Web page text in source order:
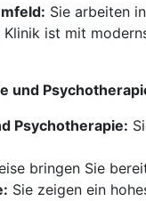
Sie arbeiten
Klinik ist mit
und
Psychotherapie:
bringen Sie
Sie zeigen ein